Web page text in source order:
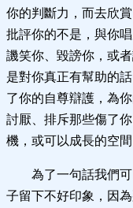
你的判斷力，而去欣
批評你的不是，與你
譏笑你、毀謗你，或
是對你真正有幫助的
了你的自尊辯護，為
討厭、排斥那些傷了
機，或可以成長的空
為了一句話我們
子留下不好印象，因